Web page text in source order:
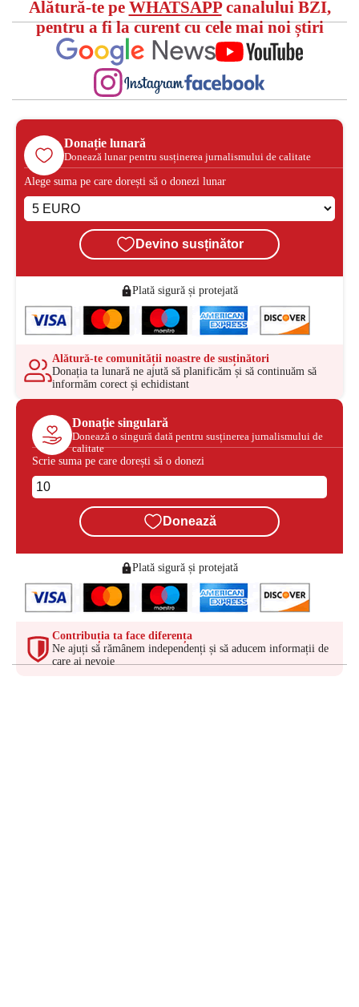
Alătură-te pe WHATSAPPcanalului BZI,
pentru a fi la curent cu cele mai noi știri
Donație lunară
Donează lunar pentru susținerea jurnalismului de calitate
Alege suma pe care dorești să o donezi lunar
Devino susținător
Plată sigură și protejată
Alătură-te comunității noastre de susținători
Donația ta lunară ne ajută să planificăm și să continuăm să
informăm corect și echidistant
Donație singulară
Donează o singură dată pentru susținerea jurnalismului de
calitate
Scrie suma pe care dorești să o donezi
Donează
Plată sigură și protejată
Contribuția ta face diferența
Ne ajuți să rămânem independenți și să aducem informații de
care ai nevoie